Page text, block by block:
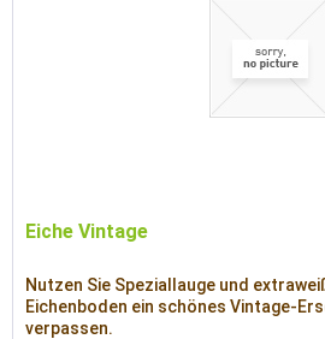
Eiche Vintage
Nutzen Sie Speziallauge und
Eichenboden ein schönes Vintage-
verpassen.